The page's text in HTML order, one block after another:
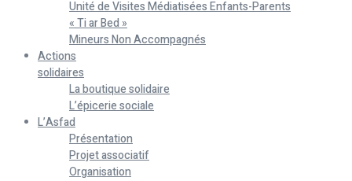
Unité de Visites Médiatisées Enfants-Parents
« Ti ar Bed »
Mineurs Non Accompagnés
Actions
solidaires
La boutique solidaire
L’épicerie sociale
L’Asfad
Présentation
Projet associatif
Organisation